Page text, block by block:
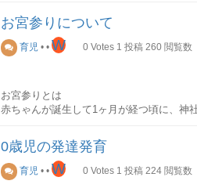
お食い初め用の漆器を使います。男の子
とが一般的です。しかしながら最近では
す。祝い箸
歯固めの石は1センチほどの大きさのもの
に洗った上で使用します。
するのも一つです。
お食い初めの手順 養い親を決める
お食い初めで赤ちゃんに食べさせる役目は
た食事を取ろうとする必要はありません。
妊娠中におすすめの食材
葉酸
ブロッコリー 小松菜 ほうれん草 納豆 と
※母親の貧血予防
買う前にチェック置き場所はどこにするのか
学習机は子供部屋に置くものと考えます
机のサイズ
ったサイズの机がおすすめです。
椅子について
お宮参りについて
育児 ••W 0 Votes 1 投稿 260 閲覧数
お宮参りとは
赤ちゃんが誕生して1ヶ月が経つ頃に、神
もに、今後の健やかな成長をお祈りするこ
お宮参りの時期
お宮参りを行う時期は、以下の通りです。
0歳児の発達発育
育児 ••W 0 Votes 1 投稿 224 閲覧数